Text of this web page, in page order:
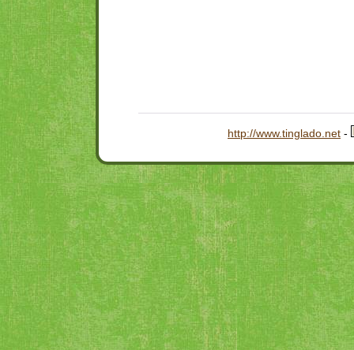
http://www.tinglado.net -